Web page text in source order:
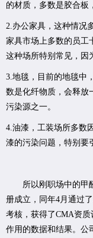
的材质，多数是胶合板
2.办公家具，这种情况
家具市场上多数的员工
这种场所特别常见，因
3.地毯，目前的地毯中
数是化纤物质，会释放
污染源之一。
4.油漆，工装场所多数
漆的污染问题，特别要
所以刚职场中的甲醛
册成立，同年4月通过
考核，获得了CMA资
作用的数据和结果。公